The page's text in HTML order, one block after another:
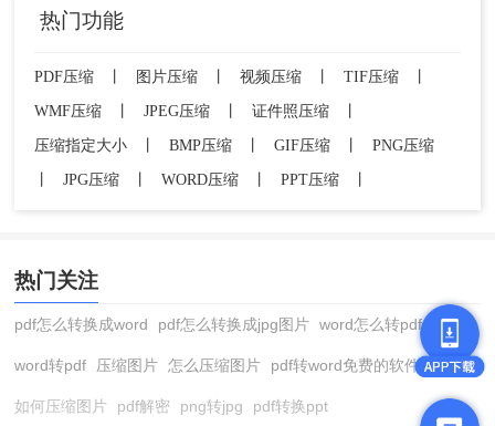
糊。同时，注意保护个人隐私，避免使用不可信的
片的压缩任务。
热门功能
PDF压缩 图片压缩 视频压缩 TIF压缩
WMF压缩
JPEG压缩 证件照压缩
压缩指定大小
BMP压缩 GIF压缩
PNG压缩
JPG压缩 WORD压缩 PPT压缩
热门关注
pdf怎么转换成word pdf怎么转换成jpg图片 word怎么转pdf
word转pdf 压缩图片 怎么压缩图片 pdf转word免费的软件
如何压缩图片 pdf解密 png转jpg pdf转换ppt